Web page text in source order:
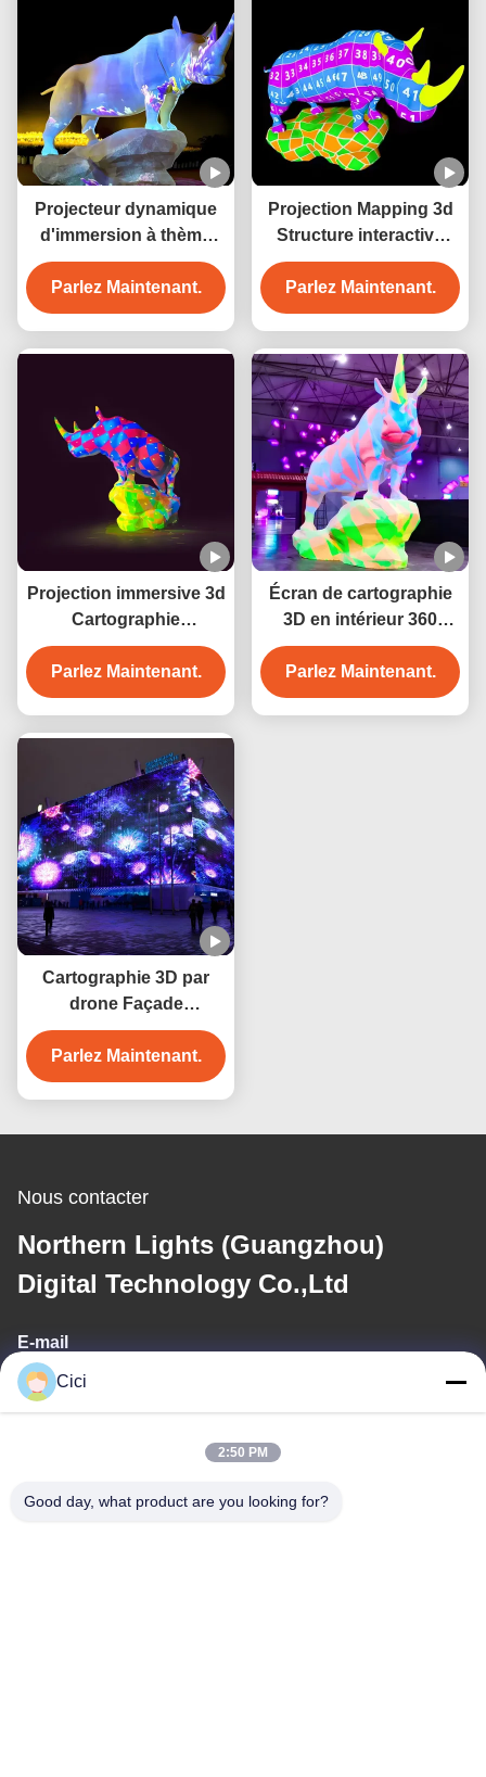
Projecteur dynamique
d'immersion à thème
riche
Parlez Maintenant.
Projection Mapping 3d
Structure interactive
Projection Projecteur
d'interaction
Parlez Maintenant.
Projection immersive 3d
Cartographie
numérique Art
holographique Vidéo Ar
Animation Œuvres d'art
Parlez Maintenant.
Écran de cartographie
3D en intérieur 360
autour de la projection
de contenu visuel
immersif
Parlez Maintenant.
Cartographie 3D par
drone Façade
Projecteur Architecture
de salle Textures
projectives Animation
Parlez Maintenant.
Nous contacter
Northern Lights (Guangzhou)
Digital Technology Co.,Ltd
E-mail
sales03@bjgprojection.com
Adresse
Cici
2:50 PM
Good day, what product are you looking for?